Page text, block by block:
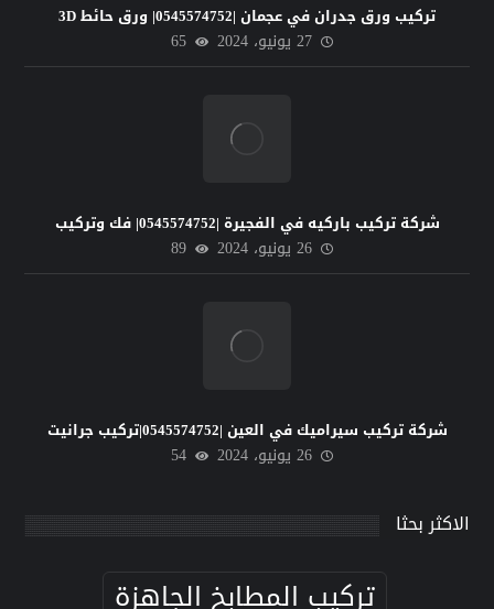
تركيب ورق جدران في عجمان |0545574752| ورق حائط 3D
27 يونيو، 2024 65
شركة تركيب باركيه في الفجيرة |0545574752| فك وتركيب
26 يونيو، 2024 89
شركة تركيب سيراميك في العين |0545574752|تركيب جرانيت
26 يونيو، 2024 54
الاكثر بحثا
تركيب المطابخ الجاهزة